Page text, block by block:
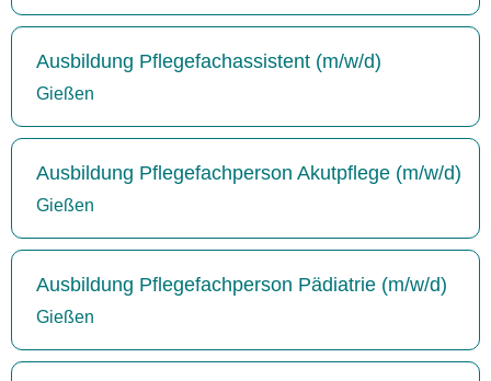
Ausbildung Pflegefachassistent (m/w/d)
Gießen
Ausbildung Pflegefachperson Akutpflege (m/w/d)
Gießen
Ausbildung Pflegefachperson Pädiatrie (m/w/d)
Gießen